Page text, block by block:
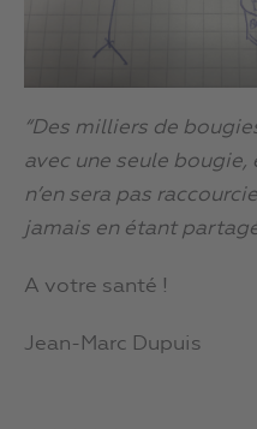
“Des milliers de
avec une seule
n’en sera pas
jamais en étant
A votre santé !
Jean-Marc Dupuis